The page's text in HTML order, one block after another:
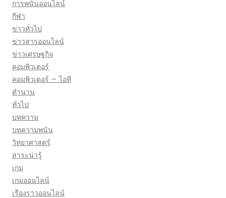
การพนันออนไลน์
กีฬา
ข่าวทั่วไป
ข่าวสารออนไลน์
ข่าวเศรษฐกิจ
คอมพิวเตอร์
คอมพิวเตอร์ – ไอที
ตำนาน
ทั่วไป
บทความ
บทความพนัน
วิทยาศาสตร์
สาระน่ารู้
เกม
เกมออนไลน์
เรืองราวออนไลน์